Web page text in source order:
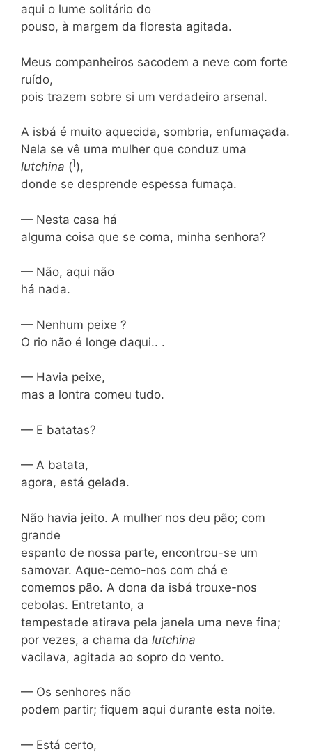
aqui o lume solitário do
pouso, à margem da floresta agitada.
Meus companheiros sacodem a neve com forte
ruído,
pois trazem sobre si um verdadeiro arsenal.
A isbá é muito aquecida, sombria, enfumaçada.
Nela se vê uma mulher que conduz uma
lutchina (] ),
donde se desprende espessa fumaça.
— Nesta casa há
alguma coisa que se coma, minha senhora?
— Não, aqui não
há nada.
— Nenhum peixe ?
O rio não é longe daqui.. .
— Havia peixe,
mas a lontra comeu tudo.
— E batatas?
— A batata,
agora, está gelada.
Não havia jeito. A mulher nos deu pão; com
grande
espanto de nossa parte, encontrou-se um
samovar. Aque-cemo-nos com chá e
comemos pão. A dona da isbá trouxe-nos
cebolas. Entretanto, a
tempestade atirava pela janela uma neve fina;
por vezes, a chama da lutchina
vacilava, agitada ao sopro do vento.
— Os senhores não
podem partir; fiquem aqui durante esta noite.
— Está certo,